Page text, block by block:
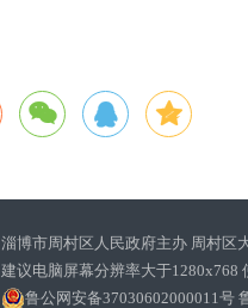
淄博市周村区人民政府主办 周村区
建议电脑屏幕分辨率大于1280x768
鲁公网安备37030602000011号